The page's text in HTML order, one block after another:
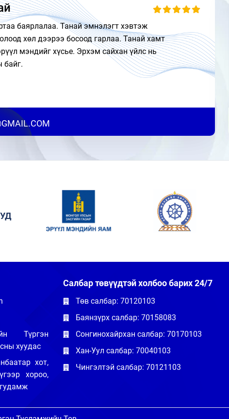
баярлалаа. Танай эмнэлэгт хэвтэж
хөл дээрээ босоод гарлаа. Танай хамт
мэндийг хүсье. Эрхэм сайхан үйлс нь
байг.
Түргэн
хуудас
хот,
хороо,
Салбар төвүүдтэй холбоо барих 24/7
Төв салбар: 70120103
Баянзүрх салбар: 70158083
Сонгинохайрхан салбар: 70170103
Хан-Уул салбар: 70040103
Чингэлтэй салбар: 70121103